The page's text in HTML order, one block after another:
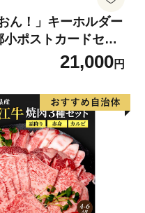
ん！」キーホルダー
ポストカードセッ
雑貨 日用品 写真 キ
ンレス製 レーザー
レトロ
21,000円